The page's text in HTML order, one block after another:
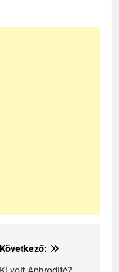
Következő: